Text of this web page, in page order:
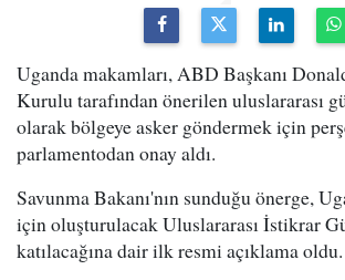
Uganda makamları, ABD Başkanı
Kurulu tarafından önerilen uluslararası
olarak bölgeye asker göndermek için
parlamentodan onay aldı.
Savunma Bakanı'nın sunduğu önerge,
için oluşturulacak Uluslararası İstikrar
katılacağına dair ilk resmi açıklama oldu.